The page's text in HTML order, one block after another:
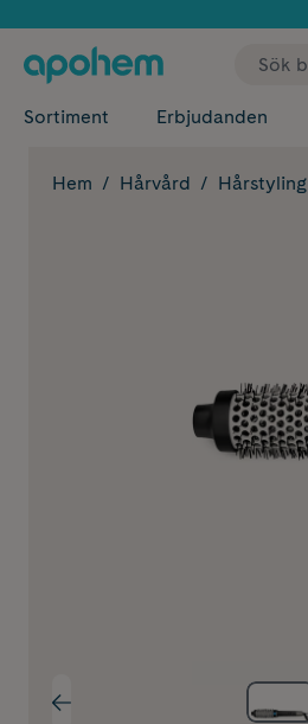
Sortiment Erbjudanden
Hem Hårvård Hårstyling